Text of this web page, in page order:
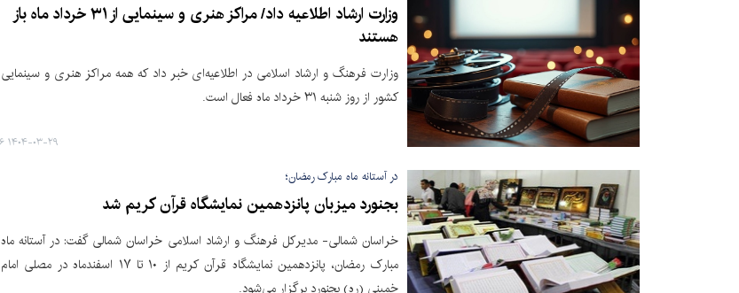
وزارت ارشاد اطلاعیه داد/ مراکز هنری و سینمایی از ۳۱ خرداد ماه باز
هستند
وزارت فرهنگ و ارشاد اسلامی در اطلاعیه‌ای خبر داد که همه مراکز هنری و سینمایی
کشور از روز شنبه ۳۱ خرداد ماه فعال است.
۱۴۰۴-۰۳-۲۹ ۱۱:۵۶
در آستانه ماه مبارک رمضان؛
بجنورد میزبان پانزدهمین نمایشگاه قرآن کریم شد
خراسان شمالی- مدیرکل فرهنگ و ارشاد اسلامی خراسان شمالی گفت: در آستانه ماه
مبارک رمضان، پانزدهمین نمایشگاه قرآن کریم از ۱۰ تا ۱۷ اسفندماه در مصلی امام
خمینی (ره) بجنورد برگزار می‌شود.